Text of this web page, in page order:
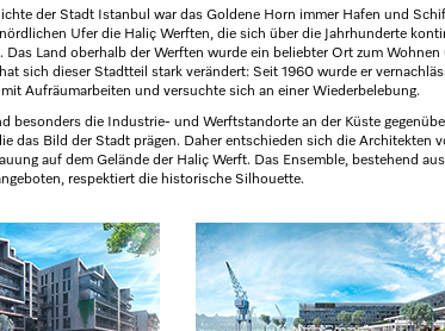
der Stadt Istanbul war das Goldene Horn immer Hafen und
Ufer die Haliç Werften, die sich über die Jahrhunderte
Das Land oberhalb der Werften wurde ein beliebter Ort zum
hat sich dieser Stadtteil stark verändert: Seit 1960 wurde er
mit Aufräumarbeiten und versuchte sich an einer Wiederbelebung.
besonders die Industrie- und Werftstandorte an der Küste
das Bild der Stadt prägen. Daher entschieden sich die Architekten
auf dem Gelände der Haliç Werft. Das Ensemble, bestehend
respektiert die historische Silhouette.